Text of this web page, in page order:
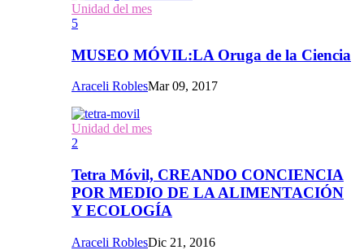
Unidad del mes
5
MUSEO MÓVIL:LA Oruga de la Ciencia
Araceli RoblesMar 09, 2017
Unidad del mes
2
Tetra Móvil, CREANDO CONCIENCIA
POR MEDIO DE LA ALIMENTACIÓN
Y ECOLOGÍA
Araceli RoblesDic 21, 2016